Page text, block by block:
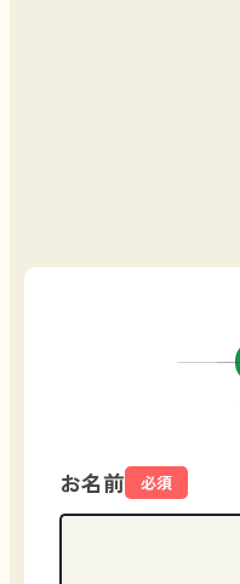
お名前 必須